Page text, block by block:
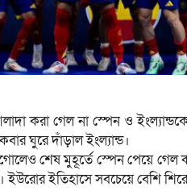
আলাদা করা গেল না স্পেন ও
ঘুরে দাঁড়াল ইংল্যান্ড।
শেষ মুহূর্তে স্পেন পেয়ে গেল
ইতিহাসে সবচেয়ে বেশি